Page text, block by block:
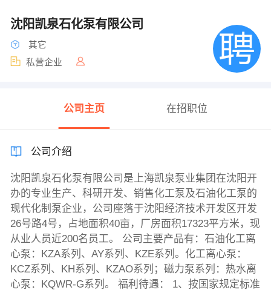
沈阳凯泉石化泵有限公司
其它
私营企业
公司主页 在招职位
公司介绍
沈阳凯泉石化泵有限公司是上海凯泉泵业集团在沈阳开
办的专业生产、科研开发、销售化工泵及石油化工泵的
现代化制泵企业，公司座落于沈阳经济技术开发区开发
26号路4号，占地面积40亩，厂房面积17323平方米，现
从业人员近200名员工。 公司主要产品有：石油化工离
心泵：KZA系列、AY系列、KZE系列。化工离心泵：
KCZ系列、KH系列、KZAO系列；磁力泵系列：热水离
心泵：KQWR-G系列。 福利待遇： 1、按国家规定标准